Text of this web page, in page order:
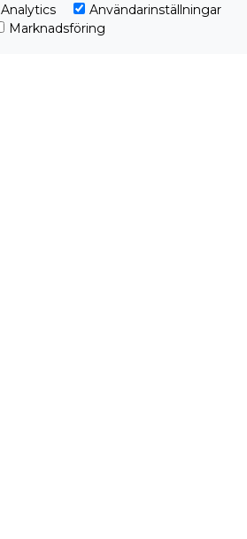
Analytics
Användarinställningar
Marknadsföring